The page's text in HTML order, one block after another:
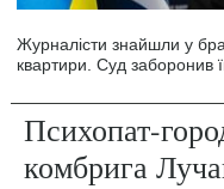
Журналісти знайшли у
квартири. Суд заборонив
Психопат-
комбрига